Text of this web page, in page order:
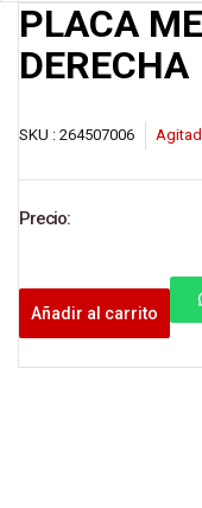
PLACA
DERECHA
SKU : 264507006
Precio:
Añadir al carrito